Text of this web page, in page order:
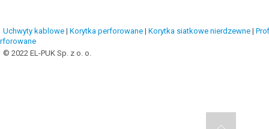
Uchwyty kablowe | Korytka perforowane | Korytka siatkowe nierdzewne |
© 2022 EL-PUK Sp. z o. o.